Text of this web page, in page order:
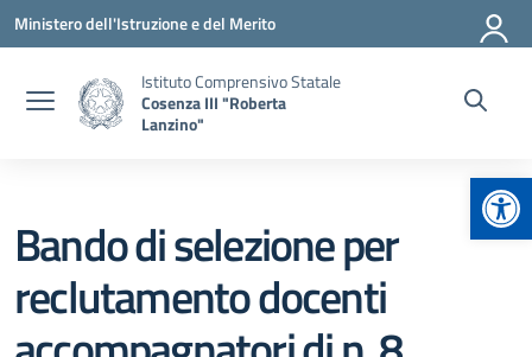
Vai ai contenuti
Vai al menu di navigazione
Vai al footer
Ministero dell'Istruzione e del Merito
Istituto Comprensivo Statale
Cosenza III "Roberta
Lanzino"
Bando di selezione per
reclutamento docenti